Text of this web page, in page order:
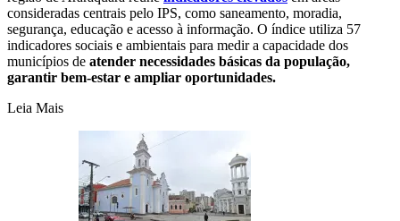
consideradas centrais pelo IPS, como saneamento, moradia,
segurança, educação e acesso à informação. O índice utiliza 57
indicadores sociais e ambientais para medir a capacidade dos
municípios de atender necessidades básicas da população,
garantir bem-estar e ampliar oportunidades.
Leia Mais